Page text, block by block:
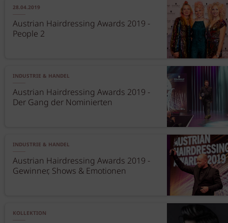
28.04.2019
Austrian Hairdressing Awards 2019 -
People 2
INDUSTRIE & HANDEL
Austrian Hairdressing Awards 2019 -
Der Gang der Nominierten
INDUSTRIE & HANDEL
Austrian Hairdressing Awards 2019 -
Gewinner, Shows & Emotionen
KOLLEKTION